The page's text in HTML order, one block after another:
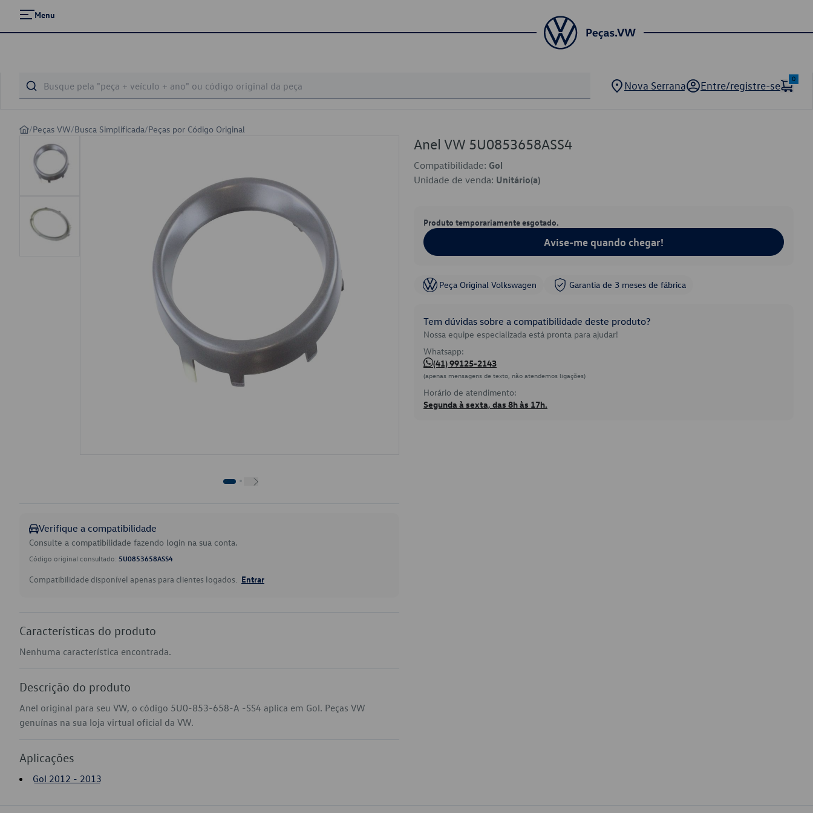
Menu
Nova Serrana Entre/registre-se
0
/Peças VW/Busca Simplificada/Peças por Código Original
Verifique a compatibilidade
Consulte a compatibilidade fazendo login na sua conta.
Código original consultado: 5U0853658ASS4
Compatibilidade disponível apenas para clientes logados. Entrar
Características do produto
Nenhuma característica encontrada.
Descrição do produto
Anel original para seu VW, o código 5U0-853-658-A -SS4 aplica em Gol. Peças VW
genuínas na sua loja virtual oficial da VW.
Aplicações
Gol 2012 - 2013
Anel VW 5U0853658ASS4
Compatibilidade: Gol
Unidade de venda: Unitário(a)
Produto temporariamente esgotado.
Avise-me quando chegar!
Peça Original Volkswagen Garantia de 3 meses de fábrica
Tem dúvidas sobre a compatibilidade deste produto?
Nossa equipe especializada está pronta para ajudar!
Whatsapp:
(41) 99125-2143
(apenas mensagens de texto, não atendemos ligações)
Horário de atendimento:
Segunda à sexta, das 8h às 17h.